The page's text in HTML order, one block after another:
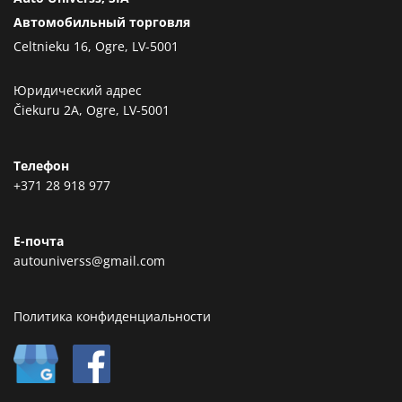
Автомобильный торговля
Celtnieku 16, Ogre, LV-5001
Юридический адрес
Čiekuru 2A, Ogre, LV-5001
Телефон
+371 28 918 977
Е-почта
autouniverss@gmail.com
Политика конфиденциальности